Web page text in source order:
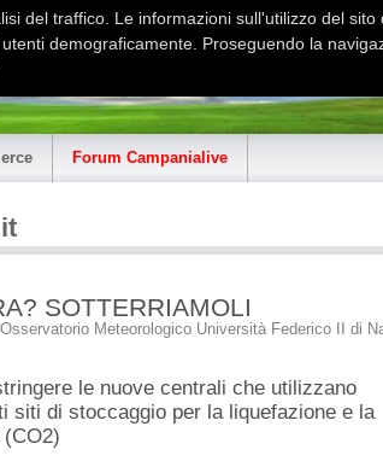
Forum Campanialive
SOTTERRIAMOLI
Meteorologico Università Federico II di
le nuove centrali che utilizzano
siti di stoccaggio per la liquefazione e la
(CO2)
del traffico. Le informazioni sull'utilizzo del
demograficamente. Proseguendo la